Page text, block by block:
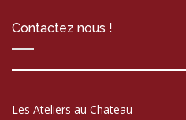
Contactez nous !
Les Ateliers au Chateau